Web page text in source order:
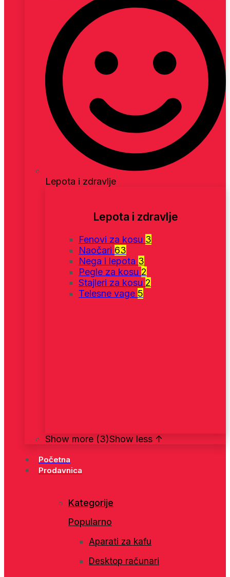
Lepota i zdravlje
Lepota i zdravlje
Fenovi za kosu 3
Naočari 63
Nega i lepota 3
Pegle za kosu 2
Stajleri za kosu 2
Telesne vage 5
Show more (3)Show less ↑
Početna
Prodavnica
Kategorije
Popularno
Aparati za kafu
Desktop računari